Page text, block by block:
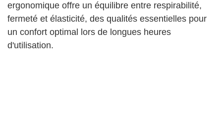
ergonomique offre un équilibre entre respirabilité,
fermeté et élasticité, des qualités essentielles pour
un confort optimal lors de longues heures
d'utilisation.